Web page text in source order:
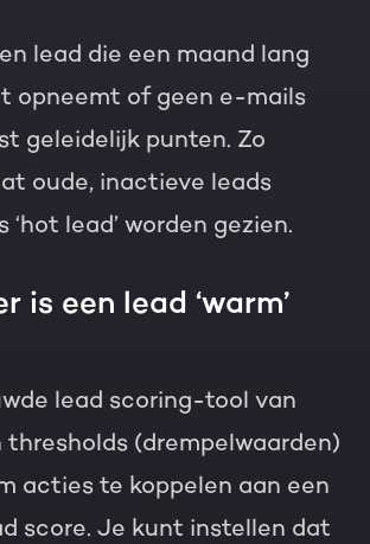
lead die een maand lang
opneemt of geen e-mails
geleidelijk punten. Zo
oude, inactieve leads
lead’ worden gezien.
is een lead ‘warm’
lead scoring-tool van
thresholds (drempelwaarden)
acties te koppelen aan een
score. Je kunt instellen dat